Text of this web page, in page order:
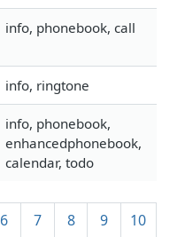
info, phonebook, call
info, ringtone
info, phonebook,
enhancedphonebook,
calendar, todo
6 7 8 9
10